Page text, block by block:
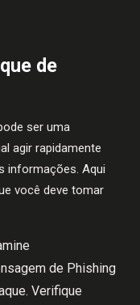
de
ser uma
agir rapidamente
informações. Aqui
você deve tomar
de Phishing
Verifique